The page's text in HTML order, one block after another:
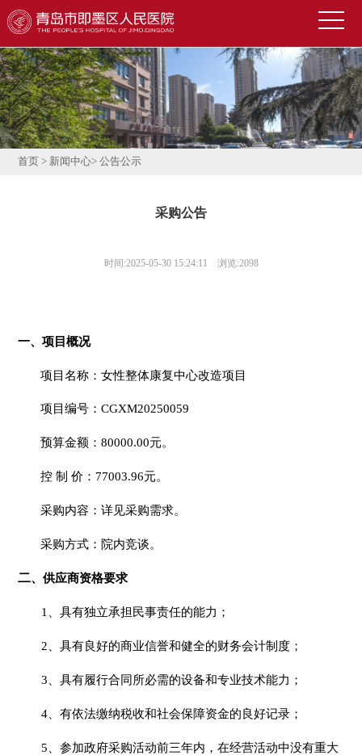
首
页
医
院
概
况
新
闻
中
便
民
首页 > 新闻中心> 公告公示
采购公告
时间:2025-05-30 15:24:11 浏览:2098
一、项目概况
项目名称 ：女性整体康复中心改造项目
项目编号：CGXM20250059
预算金额：80000.00元。
控 制 价：77003.96元。
采购内容：详见采购需求。
采购方式：院内竞谈。
二、供应商资格要求
1、具有独立承担民事责任的能力；
2、具有良好的商业信誉和健全的财务会计制度；
3、具有履行合同所必需的设备和专业技术能力；
4、有依法缴纳税收和社会保障资金的良好记录；
5、参加政府采购活动前三年内，在经营活动中没有重大